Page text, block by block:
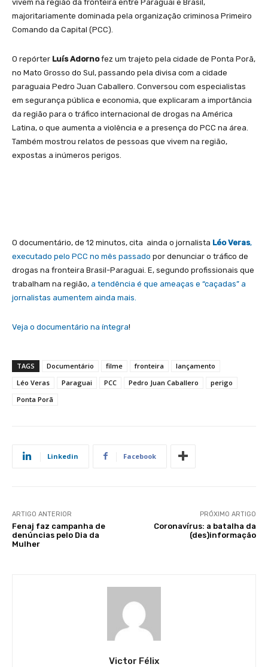
vivem na região da fronteira entre Paraguai e Brasil,
majoritariamente dominada pela organização criminosa Primeiro
Comando da Capital (PCC).
O repórter Luís Adornofez um trajeto pela cidade de Ponta Porã,
no Mato Grosso do Sul, passando pela divisa com a cidade
paraguaia Pedro Juan Caballero. Conversou com especialistas
em segurança pública e economia, que explicaram a importância
da região para o tráfico internacional de drogas na América
Latina, o que aumenta a violência e a presença do PCC na área.
Também mostrou relatos de pessoas que vivem na região,
expostas a inúmeros perigos.
O documentário, de 12 minutos, cita ainda o jornalista Léo Veras,
executado pelo PCC no mês passado por denunciar o tráfico de
drogas na fronteira Brasil-Paraguai. E, segundo profissionais que
trabalham na região, a tendência é que ameaças e “caçadas” a
jornalistas aumentem ainda mais.
Veja o documentário na íntegra!
TAGS Documentário filme fronteira
lançamento
Léo Veras
Paraguai PCC Pedro Juan Caballero
perigo
Ponta Porã
Linkedin Facebook
ARTIGO ANTERIOR
Fenaj faz campanha de
denúncias pelo Dia da
Mulher
PRÓXIMO ARTIGO
Coronavírus: a batalha da
(des)informação
Victor Félix